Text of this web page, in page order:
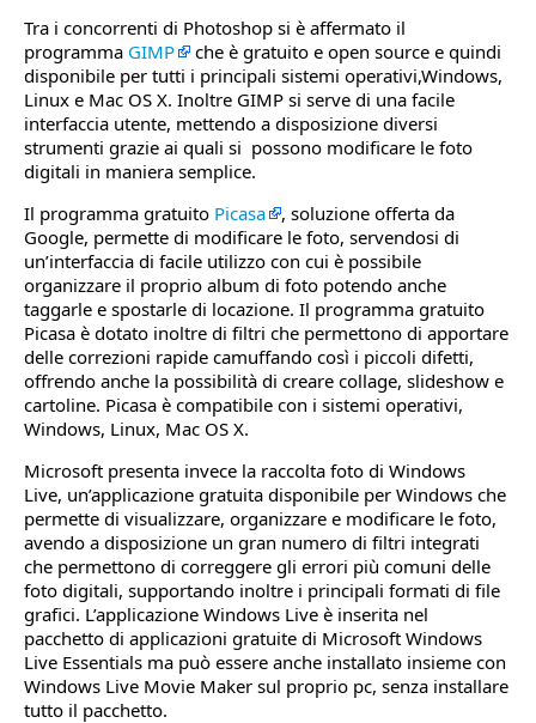
Tra i concorrenti di Photoshop si è affermato il
programma GIMP
che è gratuito e open source e quindi
disponibile per tutti i principali sistemi operativi,Windows,
Linux e Mac OS X. Inoltre GIMP si serve di una facile
interfaccia utente, mettendo a disposizione diversi
strumenti grazie ai quali si possono modificare le foto
digitali in maniera semplice.
Il programma gratuito Picasa
, soluzione offerta da
Google, permette di modificare le foto, servendosi di
un’interfaccia di facile utilizzo con cui è possibile
organizzare il proprio album di foto potendo anche
taggarle e spostarle di locazione. Il programma gratuito
Picasa è dotato inoltre di filtri che permettono di apportare
delle correzioni rapide camuffando così i piccoli difetti,
offrendo anche la possibilità di creare collage, slideshow e
cartoline. Picasa è compatibile con i sistemi operativi,
Windows, Linux, Mac OS X.
Microsoft presenta invece la raccolta foto di Windows
Live, un’applicazione gratuita disponibile per Windows che
permette di visualizzare, organizzare e modificare le foto,
avendo a disposizione un gran numero di filtri integrati
che permettono di correggere gli errori più comuni delle
foto digitali, supportando inoltre i principali formati di file
grafici. L’applicazione Windows Live è inserita nel
pacchetto di applicazioni gratuite di Microsoft Windows
Live Essentials ma può essere anche installato insieme con
Windows Live Movie Maker sul proprio pc, senza installare
tutto il pacchetto.